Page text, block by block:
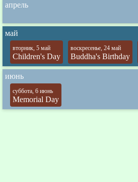
апрель
май
вторник, 5 май
Children's Day
воскресенье, 24 май
Buddha's Birthday
июнь
суббота, 6 июнь
Memorial Day